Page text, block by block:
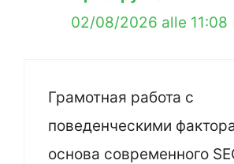
02/08/2026 alle 11:08
Грамотная работа с
поведенческими
основа современного